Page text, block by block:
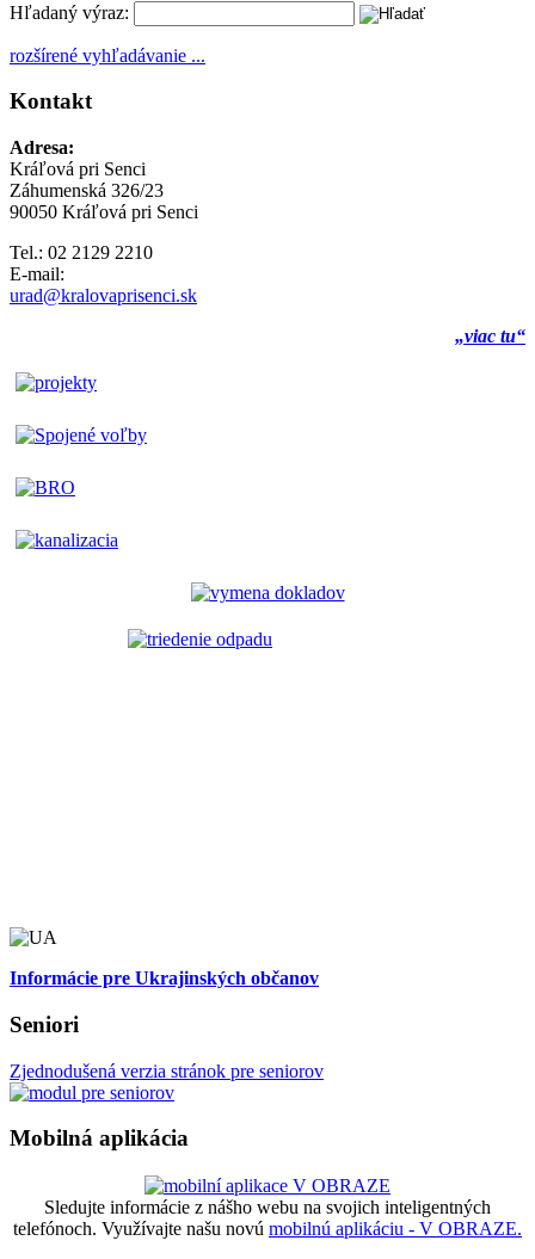
Hľadaný výraz:
rozšírené vyhľadávanie ...
Kontakt
Adresa:
Kráľová pri Senci
Záhumenská 326/23
90050 Kráľová pri Senci
Tel.: 02 2129 2210
E-mail:
urad@kralovaprisenci.sk
„viac tu“
Informácie pre Ukrajinských občanov
Seniori
Zjednodušená verzia stránok pre seniorov
Mobilná aplikácia
Sledujte informácie z nášho webu na svojich inteligentných
telefónoch. Využívajte našu novú mobilnú aplikáciu - V OBRAZE.